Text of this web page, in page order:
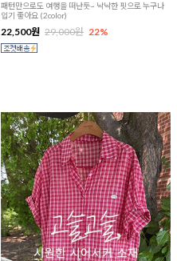
패턴만으로도 여행을 떠난듯~ 낙낙한 핏으로 누구나
입기 좋아요 (2color)
22,500원 29,000원 22%